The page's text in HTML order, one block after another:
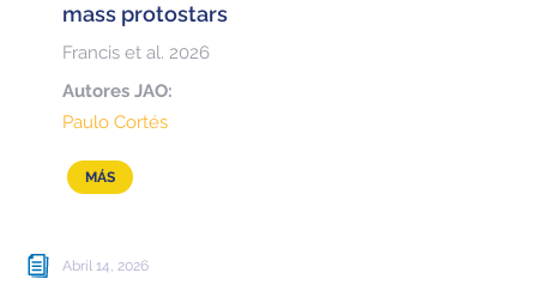
mass protostars
Francis et al. 2026
Autores JAO:
Paulo Cortés
MÁS
Abril 14, 2026